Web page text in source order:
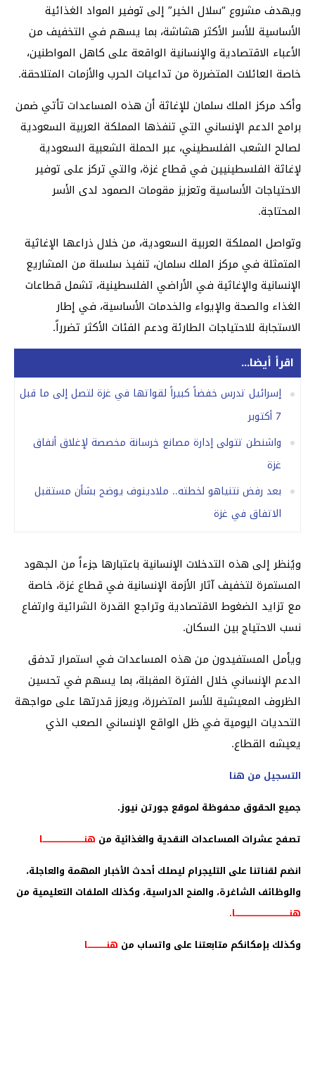
ويهدف مشروع “سلال الخير” إلى توفير المواد الغذائية
الأساسية للأسر الأكثر هشاشة، بما يسهم في التخفيف من
الأعباء الاقتصادية والإنسانية الواقعة على كاهل المواطنين،
خاصة العائلات المتضررة من تداعيات الحرب والأزمات المتلاحقة.
وأكد مركز الملك سلمان للإغاثة أن هذه المساعدات تأتي ضمن
برامج الدعم الإنساني التي تنفذها المملكة العربية السعودية
لصالح الشعب الفلسطيني، عبر الحملة الشعبية السعودية
لإغاثة الفلسطينيين في قطاع غزة، والتي تركز على توفير
الاحتياجات الأساسية وتعزيز مقومات الصمود لدى الأسر
المحتاجة.
وتواصل المملكة العربية السعودية، من خلال ذراعها الإغاثية
المتمثلة في مركز الملك سلمان، تنفيذ سلسلة من المشاريع
الإنسانية والإغاثية في الأراضي الفلسطينية، تشمل قطاعات
الغذاء والصحة والإيواء والخدمات الأساسية، في إطار
الاستجابة للاحتياجات الطارئة ودعم الفئات الأكثر تضرراً.
اقرأ أيضا...
إسرائيل تدرس خفضاً كبيراً لقواتها في غزة لتصل إلى ما قبل
7 أكتوبر
واشنطن تتولى إدارة مصانع خرسانة مخصصة لإغلاق أنفاق
غزة
بعد رفض نتنياهو لخطته.. ملادينوف يوضح بشأن مستقبل
الاتفاق في غزة
ويُنظر إلى هذه التدخلات الإنسانية باعتبارها جزءاً من الجهود
المستمرة لتخفيف آثار الأزمة الإنسانية في قطاع غزة، خاصة
مع تزايد الضغوط الاقتصادية وتراجع القدرة الشرائية وارتفاع
نسب الاحتياج بين السكان.
ويأمل المستفيدون من هذه المساعدات في استمرار تدفق
الدعم الإنساني خلال الفترة المقبلة، بما يسهم في تحسين
الظروف المعيشية للأسر المتضررة، ويعزز قدرتها على مواجهة
التحديات اليومية في ظل الواقع الإنساني الصعب الذي
يعيشه القطاع.
التسجيل من هنا
جميع الحقوق محفوظة لموقع جورتن نيوز.
تصفح عشرات المساعدات النقدية والغذائية من هنـــــــــــــــــــــــــــــا
انضم لقناتنا على التليجرام ليصلك أحدث الأخبار المهمة والعاجلة،
والوظائف الشاغرة، والمنح الدراسية، وكذلك الملفات التعليمية من
هنــــــــــــــــــــــــــــــــــــــا.
وكذلك بإمكانكم متابعتنا على واتساب من هنـــــــــــــا